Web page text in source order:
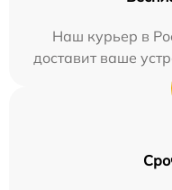
Наш курьер в
доставит ваше